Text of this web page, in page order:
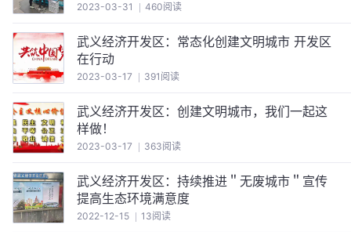
2023-03-31 460阅读
武义经济开发区：常态化创建文明城市 开发区
在行动
2023-03-17 391阅读
武义经济开发区：创建文明城市，我们一起这
样做！
2023-03-17 363阅读
武义经济开发区：持续推进＂无废城市＂宣传
提高生态环境满意度
2022-12-15 13阅读